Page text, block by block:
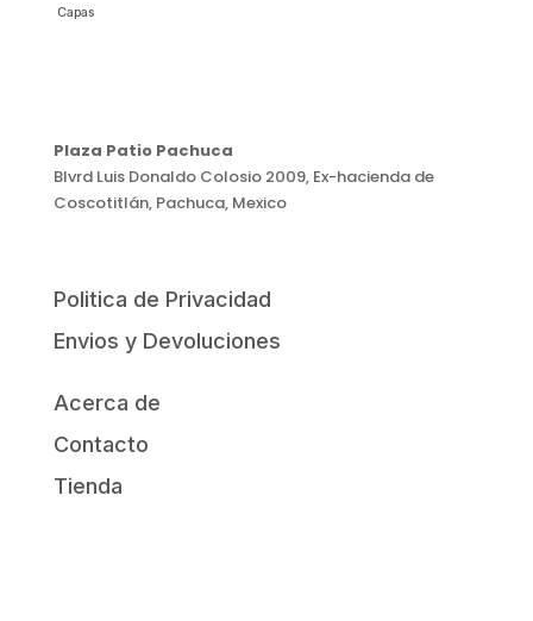
Capas
Plaza Patio Pachuca
Blvrd Luis Donaldo Colosio 2009, Ex-hacienda de
Coscotitlán, Pachuca, Mexico
Politica de Privacidad
Envios y Devoluciones
Acerca de
Contacto
Tienda